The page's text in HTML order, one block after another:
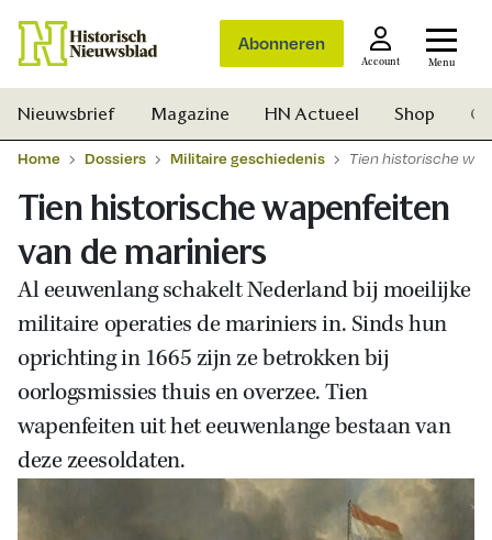
Abonneren
Account Menu
Zoek
Nieuwsbrief Magazine HN Actueel Shop
Home Dossiers Militaire geschiedenis Tien historische
Tien historische wapenfeiten
van de mariniers
Al eeuwenlang schakelt Nederland bij moeilijke
militaire operaties de mariniers in. Sinds hun
oprichting in 1665 zijn ze betrokken bij
oorlogsmissies thuis en overzee. Tien
wapenfeiten uit het eeuwenlange bestaan van
deze zeesoldaten.